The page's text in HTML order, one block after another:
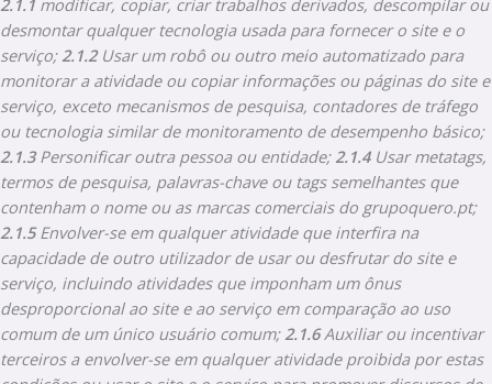
desmontar qualquer tecnologia usada para fornecer o site e o
serviço; 2.1.2Usar um robô ou outro meio automatizado para
monitorar a atividade ou copiar informações ou páginas do site e
serviço, exceto mecanismos de pesquisa, contadores de tráfego
ou tecnologia similar de monitoramento de desempenho básico;
2.1.3Personificar outra pessoa ou entidade; 2.1.4Usar metatags,
termos de pesquisa, palavras-chave ou tags semelhantes que
contenham o nome ou as marcas comerciais do grupoquero.pt;
2.1.5Envolver-se em qualquer atividade que interfira na
capacidade de outro utilizador de usar ou desfrutar do site e
serviço, incluindo atividades que imponham um ônus
desproporcional ao site e ao serviço em comparação ao uso
comum de um único usuário comum; 2.1.6Auxiliar ou incentivar
terceiros a envolver-se em qualquer atividade proibida por estas